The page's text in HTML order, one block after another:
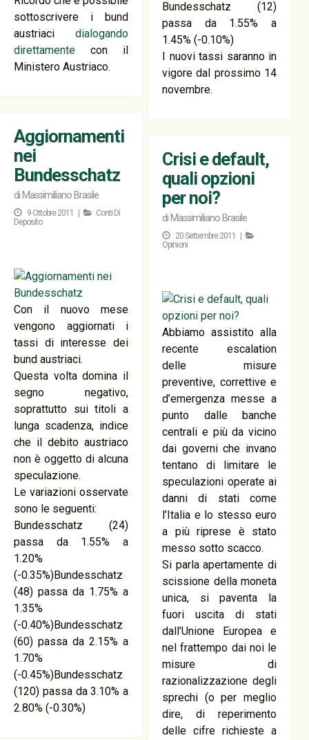
Bundesschatz (12)
passa da 1.55% a
1.45% (-0.10%)
I nuovi tassi saranno in
vigore dal prossimo 14
novembre.
sottoscrivere i bund
austriacidialogando
direttamente con il
Ministero Austriaco.
Aggiornamenti
nei
Bundesschatz
di Massimiliano Brasile
9 Ottobre 2011 |
Conti Di
Deposito
Con il nuovo mese
vengono aggiornati i
tassi di interesse dei
bund austriaci.
Questa volta domina il
segno negativo,
soprattutto sui titoli a
lunga scadenza, indice
che il debito austriaco
non è oggetto di alcuna
speculazione.
Le variazioni osservate
sono le seguenti:
Bundesschatz (24)
passa da 1.55% a
1.20%
(-0.35%)Bundesschatz
(48) passa da 1.75% a
1.35%
(-0.40%)Bundesschatz
(60) passa da 2.15% a
1.70%
(-0.45%)Bundesschatz
(120) passa da 3.10% a
2.80% (-0.30%)
Crisi e default,
quali opzioni
per noi?
di Massimiliano Brasile
20 Settembre 2011 |
Opinioni
Abbiamo assistito alla
recente escalation
delle misure
preventive, correttive e
d’emergenza messe a
punto dalle banche
centrali e più da vicino
dai governi che invano
tentano di limitare le
speculazioni operate ai
danni di stati come
l’Italia e lo stesso euro
a più riprese è stato
messo sotto scacco.
Si parla apertamente di
scissione della moneta
unica, si paventa la
fuori uscita di stati
dall’Unione Europea e
nel frattempo dai noi le
misure di
razionalizzazione degli
sprechi (o per meglio
dire, di reperimento
delle cifre richieste a